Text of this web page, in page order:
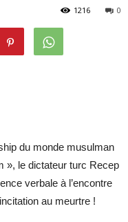
0
1216
du monde musulman
», le dictateur turc Recep
verbale à l’encontre
au meurtre !